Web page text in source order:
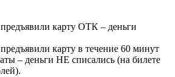
карту ОТК – деньги
карту в течение 60 минут
– деньги НЕ списались (на билете